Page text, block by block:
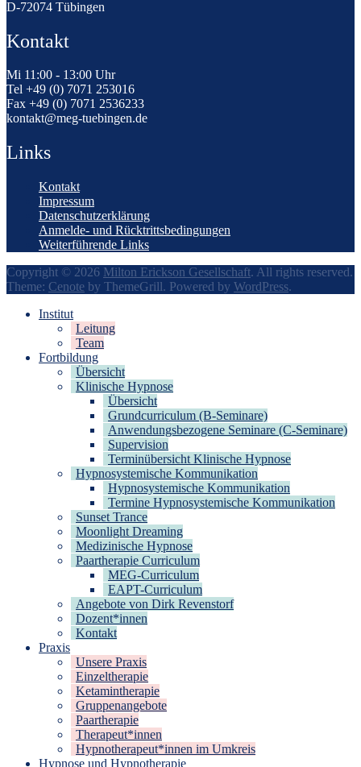
D-72074 Tübingen
Kontakt
Mi 11:00 - 13:00 Uhr
Tel +49 (0) 7071 253016
Fax +49 (0) 7071 2536233
kontakt@meg-tuebingen.de
Links
Kontakt
Impressum
Datenschutzerklärung
Anmelde- und Rücktrittsbedingungen
Weiterführende Links
Copyright © 2026 Milton Erickson Gesellschaft. All rights reserved.
Theme: Cenote by ThemeGrill. Powered by WordPress.
Institut
Leitung
Team
Fortbildung
Übersicht
Klinische Hypnose
Übersicht
Grundcurriculum (B-Seminare)
Anwendungsbezogene Seminare (C-Seminare)
Supervision
Terminübersicht Klinische Hypnose
Hypnosystemische Kommunikation
Hypnosystemische Kommunikation
Termine Hypnosystemische Kommunikation
Sunset Trance
Moonlight Dreaming
Medizinische Hypnose
Paartherapie Curriculum
MEG-Curriculum
EAPT-Curriculum
Angebote von Dirk Revenstorf
Dozent*innen
Kontakt
Praxis
Unsere Praxis
Einzeltherapie
Ketamintherapie
Gruppenangebote
Paartherapie
Therapeut*innen
Hypnotherapeut*innen im Umkreis
Hypnose und Hypnotherapie